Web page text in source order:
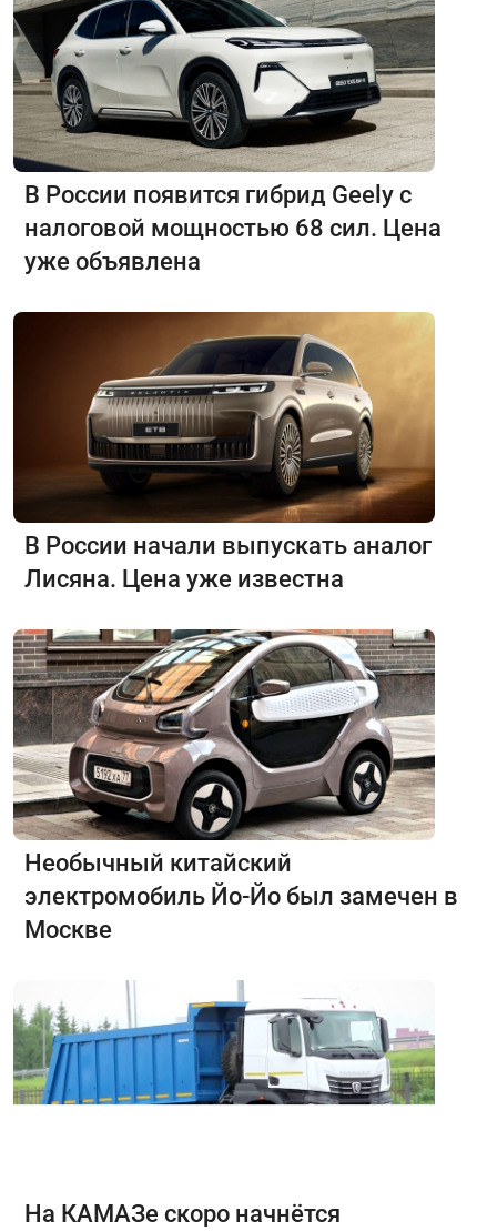
В России появится гибрид Geely с
налоговой мощностью 68 сил. Цена
уже объявлена
В России начали выпускать аналог
Лисяна. Цена уже известна
Необычный китайский
электромобиль Йо-Йо был замечен в
Москве
На КАМАЗе скоро начнётся